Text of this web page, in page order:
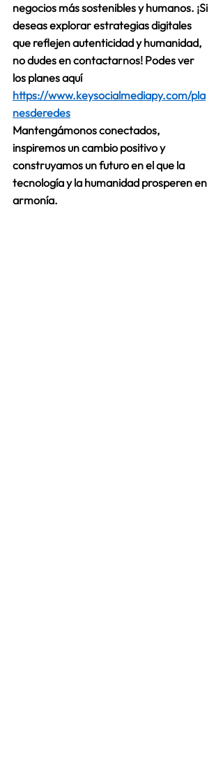
negocios más sostenibles y humanos. ¡Si
deseas explorar estrategias digitales
que reflejen autenticidad y humanidad,
no dudes en contactarnos! Podes ver
los planes aquí
https://www.keysocialmediapy.com/pla
nesderedes
Mantengámonos conectados,
inspiremos un cambio positivo y
construyamos un futuro en el que la
tecnología y la humanidad prosperen en
armonía.